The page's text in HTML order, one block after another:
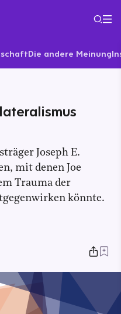
Die andere Meinung
Joseph E.
mit denen Joe
Trauma der
könnte.